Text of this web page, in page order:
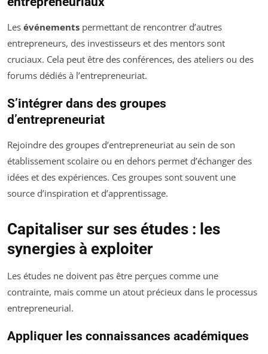
Les événements permettant de rencontrer d’autres
entrepreneurs, des investisseurs et des mentors sont
cruciaux. Cela peut être des conférences, des ateliers ou des
forums dédiés à l’entrepreneuriat.
S’intégrer dans des groupes
d’entrepreneuriat
Rejoindre des groupes d’entrepreneuriat au sein de son
établissement scolaire ou en dehors permet d’échanger des
idées et des expériences. Ces groupes sont souvent une
source d’inspiration et d’apprentissage.
Capitaliser sur ses études : les
synergies à exploiter
Les études ne doivent pas être perçues comme une
contrainte, mais comme un atout précieux dans le processus
entrepreneurial.
Appliquer les connaissances académiques